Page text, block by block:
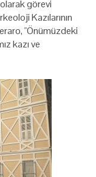
görevi
Kazılarının
"Önümüzdeki
kazı ve